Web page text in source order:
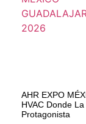
AHR EXPO
HVAC Donde
Protagonista